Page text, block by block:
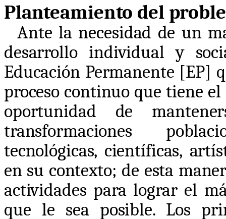
Planteamiento del
Ante la necesidad de un
desarrollo individual y
Educación Permanente [EP]
proceso continuo que tiene
oportunidad de
transformaciones
tecnológicas, científicas,
en su contexto; de esta
actividades para lograr el
que le sea posible. Los